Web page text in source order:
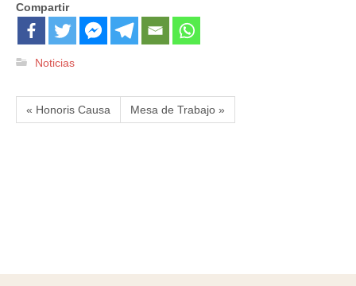
Compartir
Noticias
« Honoris Causa Mesa de Trabajo »